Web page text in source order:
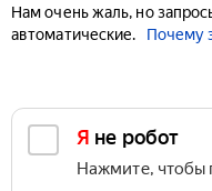
Нам очень жаль, но
автоматические.
Почему
Я не робот
Нажмите, чтобы